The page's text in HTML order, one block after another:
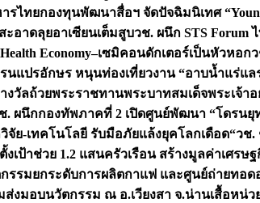
รไทยกองทุนพัฒนาสื่อฯ จัดปัจฉิมนิเทศ
อาดลุยอาเซียนเต็มสูบวช. ผนึก STS Forum
Economy–เซมิคอนดักเตอร์เป็นหัวหอก
แปรอักษร หนุนท่องเที่ยวงาน “อาบน้ำแร่แล
วัลถ้วยพระราชทานพระบาทสมเด็จพระเจ้า
. ผนึกกองทัพภาคที่ 2 เปิดศูนย์พัฒนา “โดรน
จัย-เทคโนโลยี รับมือภัยแล้งยุคโลกเดือด“วช.
ป้าช่วย 1.2 แสนครัวเรือน สร้างมูลค่าเศรษ
รรมยกระดับการผลิตกาแฟ และศูนย์ถ่ายทอ
งมอบนวัตกรรม ณ อ.เวียงสา จ.น่านเสื้อหน่ว